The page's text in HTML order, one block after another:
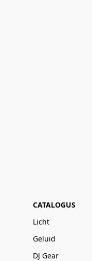
CATALOGUS
Licht
Geluid
DJ Gear